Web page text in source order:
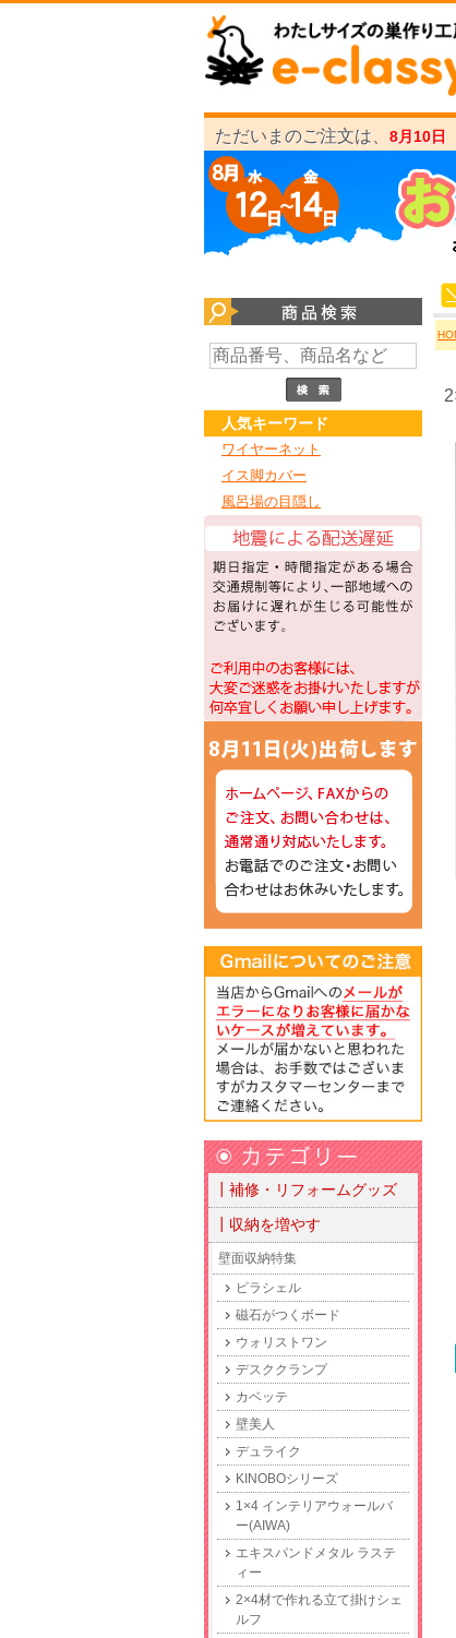
ただいまのご注文は、 8月10日
人気キーワード
ワイヤーネット
イス脚カバー
風呂場の目隠し
┃補修・リフォームグッズ
┃収納を増やす
壁面収納特集
ピラシェル
磁石がつくボード
ウォリストワン
デスククランプ
カベッテ
壁美人
デュライク
KINOBOシリーズ
1×4 インテリアウォールバ
ー(AIWA)
エキスパンドメタル ラステ
ィー
2×4材で作れる立て掛けシェ
ルフ